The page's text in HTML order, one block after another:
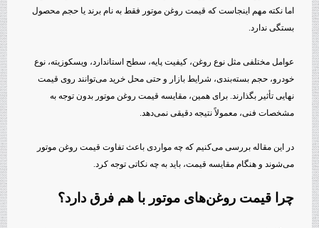
اما نکته مهم اینجاست که قیمت روغن موتور فقط به نام برند یا حجم محصول
بستگی ندارد.
عوامل مختلفی مثل نوع روغن، کیفیت پایه، سطح استاندارد، ویسکوزیته، نوع
خودرو، حجم بسته‌بندی، شرایط بازار و حتی محل خرید می‌توانند روی قیمت
نهایی تأثیر بگذارند. برای همین، مقایسه قیمت روغن موتور بدون توجه به
مشخصات فنی، معمولاً نتیجه دقیقی نمی‌دهد.
در این مقاله بررسی می‌کنیم که چه مواردی باعث تفاوت قیمت روغن موتور
می‌شوند و هنگام مقایسه قیمت، باید به چه نکاتی توجه کرد.
چرا قیمت روغن‌های موتور با هم فرق دارد؟